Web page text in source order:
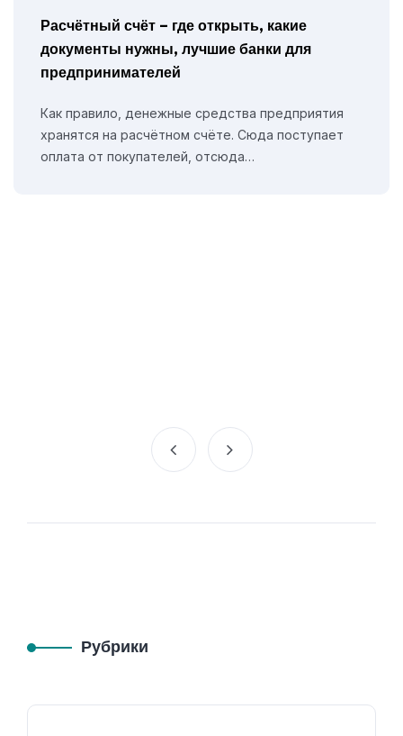
Расчётный счёт – где открыть, какие
документы нужны, лучшие банки для
предпринимателей
Как правило, денежные средства предприятия
хранятся на расчётном счёте. Сюда поступает
оплата от покупателей, отсюда…
Рубрики